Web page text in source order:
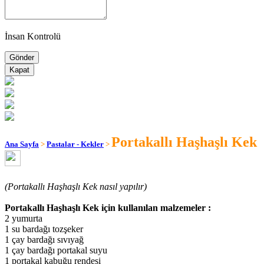
İnsan Kontrolü
Kapat
Ana Sayfa > Pastalar - Kekler > Portakallı Haşhaşlı Kek
(Portakallı Haşhaşlı Kek nasıl yapılır)
Portakallı Haşhaşlı Kek için kullanılan malzemeler :
2 yumurta
1 su bardağı tozşeker
1 çay bardağı sıvıyağ
1 çay bardağı portakal suyu
1 portakal kabuğu rendesi